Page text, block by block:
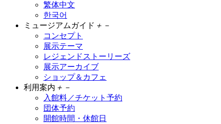
繁体中文
한국어
ミュージアムガイド ＋ －
コンセプト
展示テーマ
レジェンドストーリーズ
展示アーカイブ
ショップ＆カフェ
利用案内 ＋ －
入館料／チケット予約
団体予約
開館時間・休館日